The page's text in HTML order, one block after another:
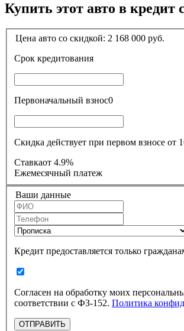
Купить этот авто в кредит
Цена авто со скидкой: 2 168 000 руб.
Срок кредитования
Первоначальный взнос0
Скидка действует при первом взносе от
Ставкаот 4.9%
Ежемесячный платеж
Ваши данные
Кредит предоставляется только
Согласен на обработку моих
соответствии с ФЗ-152. Политика
ОТПРАВИТЬ